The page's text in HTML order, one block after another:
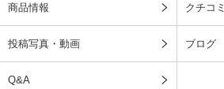
商品情報 クチコミ
投稿写真・動画 ブログ
Q&A